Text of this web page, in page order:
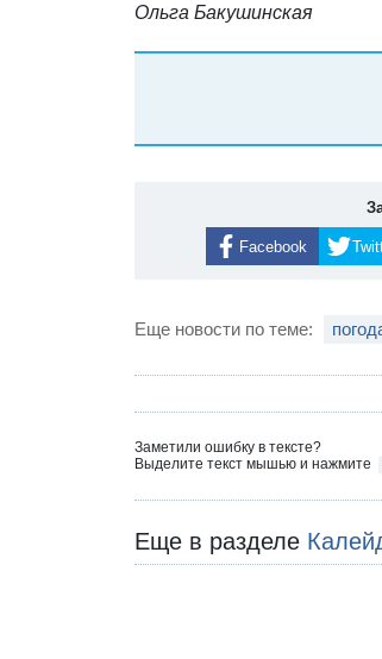
Ольга Бакушинская
Facebook
Еще новости по теме:
Заметили ошибку в тексте?
Выделите текст мышью и нажмите
Еще в разделе